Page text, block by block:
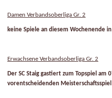
Damen Verbandsoberliga Gr. 2
keine Spiele an diesem Wochenende
Erwachsene Verbandsoberliga Gr. 2
Der SC Staig gastiert zum Topspiel am
vorentscheidenden Meisterschaftsspiel